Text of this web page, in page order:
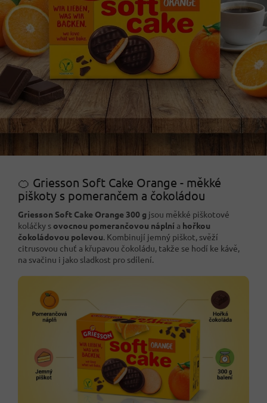
🍊 Griesson Soft Cake Orange - měkké
piškoty s pomerančem a čokoládou
Griesson Soft Cake Orange 300 g jsou měkké piškotové
koláčky s ovocnou pomerančovou náplní a hořkou
čokoládovou polevou. Kombinují jemný piškot, svěží
citrusovou chuť a křupavou čokoládu, takže se hodí ke kávě,
na svačinu i jako sladkost pro sdílení.